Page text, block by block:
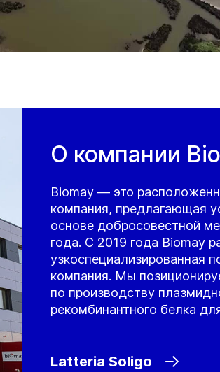
О компании
Biomay — это
компания, предлагающая
основе добросовестной
года. С 2019 года Biomay
узкоспециализированная
компания. Мы
по производству
рекомбинантного белка
Latteria Soligo